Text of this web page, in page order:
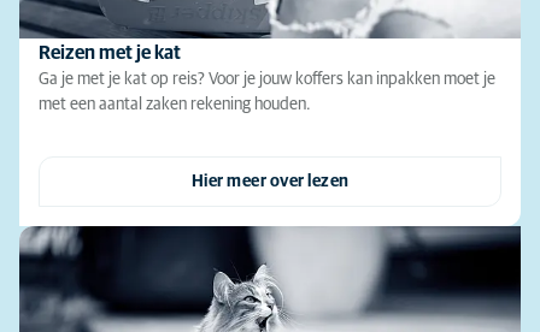
Reizen met je kat
Ga je met je kat op reis? Voor je jouw koffers kan inpakken moet je
met een aantal zaken rekening houden.
Hier meer over lezen